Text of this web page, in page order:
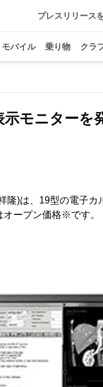
プレスリリース
モバイル 乗り物 クラ
示モニターを
隆)は、19型の電子カ
オープン価格※です。